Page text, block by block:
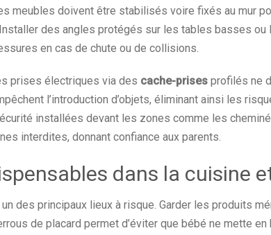
meubles doivent être stabilisés voire fixés au mur
des angles protégés sur les tables basses
en cas de chute ou de collisions.
prises électriques via des cache-prises profilés ne
l’introduction d’objets, éliminant ainsi les
installées devant les zones comme les
interdites, donnant confiance aux parents.
dans la cuisine
des principaux lieux à risque. Garder les produits
de placard permet d’éviter que bébé ne mette